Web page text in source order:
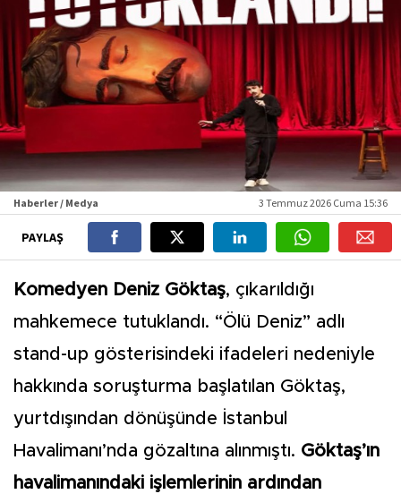
Haberler / Medya 3 Temmuz 2026 Cuma 15:36
PAYLAŞ
Komedyen Deniz Göktaş, çıkarıldığı
mahkemece tutuklandı. “Ölü Deniz” adlı
stand-up gösterisindeki ifadeleri nedeniyle
hakkında soruşturma başlatılan Göktaş,
yurtdışından dönüşünde İstanbul
Havalimanı’nda gözaltına alınmıştı. Göktaş’ın
havalimanındaki işlemlerinin ardından